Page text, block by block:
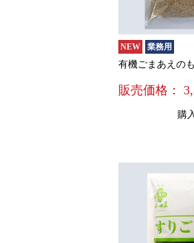
NEW 業務用
有機ごまあえの
販売価格：
購